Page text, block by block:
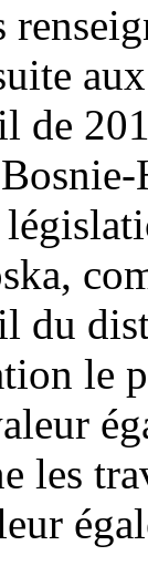
de
du
le
les